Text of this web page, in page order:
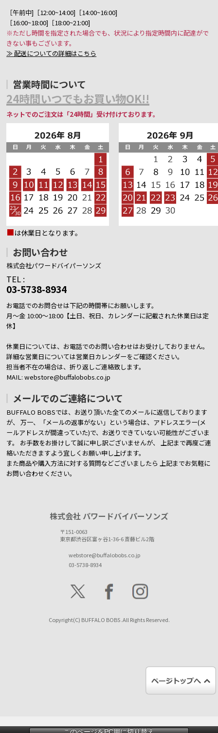
［午前中]［12:00~14:00]［14:00~16:00]
［16:00~18:00]［18:00~21:00]
※ただし時間を指定された場合でも、状況により指定時間内に配達がで
きない事もございます。
≫ 配送についての詳細はこちら
営業時間について
24時間いつでもお買い物OK!!
ネットでのご注文は「24時間」受け付けております。
■は休業日となります。
お問い合わせ
株式会社パワードバイパーソンズ
TEL :
03-5738-8934
お電話でのお問合せは下記の時間帯にお願いします。
月～金 10:00～18:00【土日、祝日、カレンダーに記載された休業日は定
休】
休業日については、お電話でのお問い合わせはお受けしておりません。
詳細な営業日については営業日カレンダーをご確認ください。
担当者不在の場合は、折り返しご連絡致します。
MAIL: webstore@buffalobobs.co.jp
メールでのご連絡について
BUFFALO BOBSでは、お送り頂いた全てのメールに返信しております
が、
万一、「メールの返事がない」という場合は、アドレスエラー(メ
ールアドレスが間違っていた)で、お送りできていない可能性がございま
す。 お手数をお掛けして誠に申し訳ございませんが、 上記まで再度ご連
絡いただきますよう宜しくお願い申し上げます。
また商品や購入方法に対する質問などございましたら 上記までお気軽に
お問い合わせください。
株式会社 パワードバイパーソンズ
〒151-0063
東京都渋谷区富ヶ谷1-36-6 斎藤ビル2階
webstore@buffalobobs.co.jp
03-5738-8934
Copyright(C) BUFFALO BOBS .All Rights Reserved.
このページをPC用に切り替え